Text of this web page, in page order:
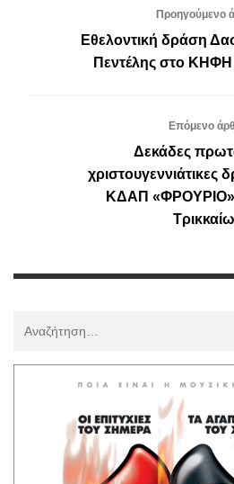
Προηγούμενο
Εθελοντική δράση
Πεντέλης στο ΚΗΦΗ
Επόμενο
Δεκάδες
χριστουγεννιάτικες
ΚΔΑΠ «ΦΡΟΥΡΙΟ»
: